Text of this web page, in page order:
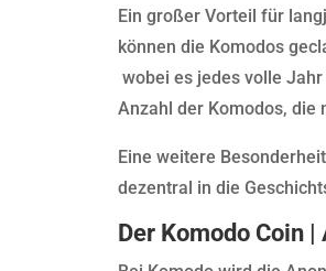
Ein großer Vorteil für
können die Komodos
wobei es jedes volle
Anzahl der Komodos, die
Eine weitere
dezentral in die
Der Komodo Coin